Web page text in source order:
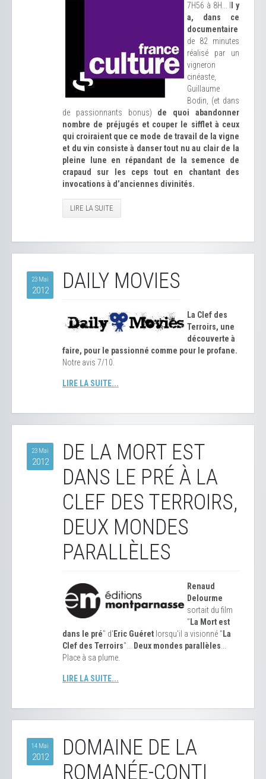
7H56 à 8H... I
l y
a, dans ce
documentaire
de 82 minutes
réalisé par un
vigneron
cinéaste,
Guillaume
Bodin, (et dans
de passionnants bonus) de quoi abandonner
nombre de préjugés et couper le sifflet à ceux
qui croiraient que ce mode de travail de la vigne
et du vin consiste à danser tout nu au clair de la
pleine lune en répandant de la semence de
crapaud sur les ceps tout en chantant des
invocations à d’anciennes divinités.
LIRE LA SUITE
23 Mai
2012 DAILY MOVIES
La Clef des
Terroirs, une
découverte à
faire, pour le passionné comme pour le profane.
Notre avis 7/10.
LIRE LA SUITE...
23 Mai
2012
DE LA MORT EST
DANS LE PRÉ À LA
CLEF DES TERROIRS,
DEUX MONDES
PARALLÈLES
Renaud
Delourme
sortait du film
" La Mort est
dans le pré" d' Eric Guéret lorsqu'il a visionné " La
Clef des Terroirs"... Deux mondes parallèles
Place à sa plume.
LIRE LA SUITE...
14 Mai
2012
DOMAINE DE LA
ROMANÉE-CONTI